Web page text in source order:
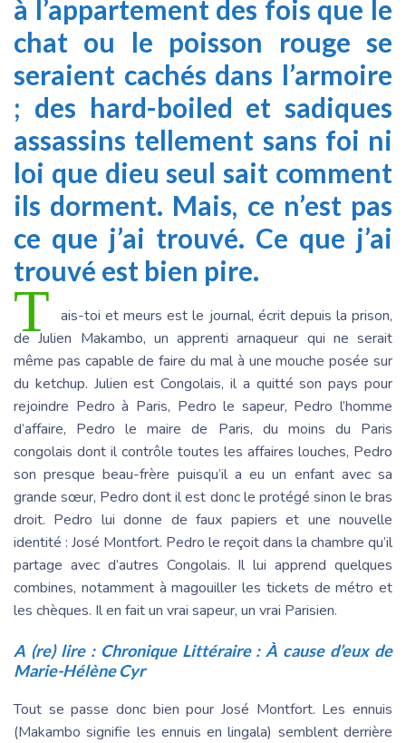
à l’appartement des fois que le
chat ou le poisson rouge se
seraient cachés dans l’armoire
; des hard-boiled et sadiques
assassins tellement sans foi ni
loi que dieu seul sait comment
ils dorment. Mais, ce n’est pas
ce que j’ai trouvé. Ce que j’ai
trouvé est bien pire.
T ais-toi et meurs est le journal, écrit depuis la prison,
de Julien Makambo, un apprenti arnaqueur qui ne serait
même pas capable de faire du mal à une mouche posée sur
du ketchup. Julien est Congolais, il a quitté son pays pour
rejoindre Pedro à Paris, Pedro le sapeur, Pedro l’homme
d’affaire, Pedro le maire de Paris, du moins du Paris
congolais dont il contrôle toutes les affaires louches, Pedro
son presque beau-frère puisqu’il a eu un enfant avec sa
grande sœur, Pedro dont il est donc le protégé sinon le bras
droit. Pedro lui donne de faux papiers et une nouvelle
identité : José Montfort. Pedro le reçoit dans la chambre qu’il
partage avec d’autres Congolais. Il lui apprend quelques
combines, notamment à magouiller les tickets de métro et
les chèques. Il en fait un vrai sapeur, un vrai Parisien.
A (re) lire : Chronique Littéraire : À cause d’eux de
Marie-Hélène Cyr
Tout se passe donc bien pour José Montfort. Les ennuis
(Makambo signifie les ennuis en lingala) semblent derrière